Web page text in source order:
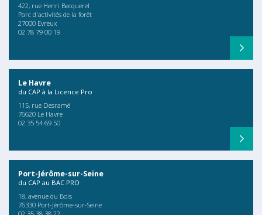
422, rue Henri Becquerel
Parc d'activités de la forêt
27000 Evreux
02 78 79 00 19
Le Havre
du CAP à la Licence Pro
115, rue Desramé
76620 Le Havre
02 35 54 69 50
Port-Jérôme-sur-Seine
du CAP au BAC PRO
18, avenue du Bois
76330 Port-Jérôme-sur-Seine